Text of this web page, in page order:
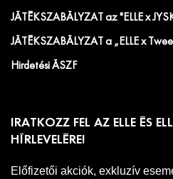
JÁTÉKSZABÁLYZAT az "ELLE x
JÁTÉKSZABÁLYZAT a „ELLE x
Hirdetési ÁSZF
IRATKOZZ FEL AZ ELLE ÉS
HÍRLEVELÉRE!
Előfizetői akciók, exkluzív